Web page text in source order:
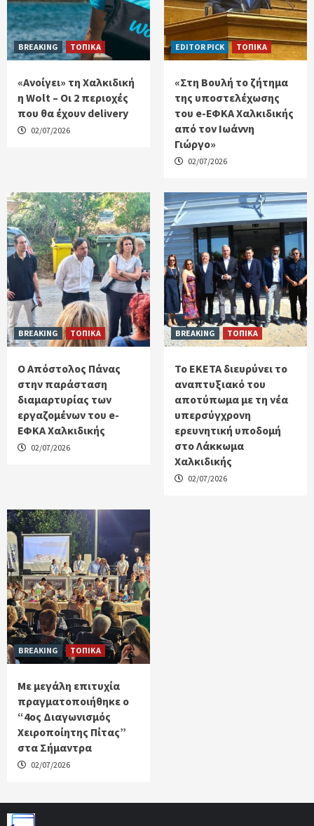
BREAKING ΤΟΠΙΚΑ
«Ανοίγει» τη Χαλκιδική
η Wolt – Οι 2 περιοχές
που θα έχουν delivery
02/07/2026
EDITOR PICK ΤΟΠΙΚΑ
«Στη Βουλή το ζήτημα
της υποστελέχωσης
του e-ΕΦΚΑ Χαλκιδικής
από τον Ιωάννη
Γιώργο»
02/07/2026
BREAKING ΤΟΠΙΚΑ
Ο Απόστολος Πάνας
στην παράσταση
διαμαρτυρίας των
εργαζομένων του e-
ΕΦΚΑ Χαλκιδικής
02/07/2026
BREAKING ΤΟΠΙΚΑ
Το ΕΚΕΤΑ διευρύνει το
αναπτυξιακό του
αποτύπωμα με τη νέα
υπερσύγχρονη
ερευνητική υποδομή
στο Λάκκωμα
Χαλκιδικής
02/07/2026
BREAKING ΤΟΠΙΚΑ
Με μεγάλη επιτυχία
πραγματοποιήθηκε ο
“4ος Διαγωνισμός
Χειροποίητης Πίτας”
στα Σήμαντρα
02/07/2026